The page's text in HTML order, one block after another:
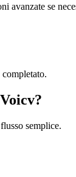
avanzate se
semplice.